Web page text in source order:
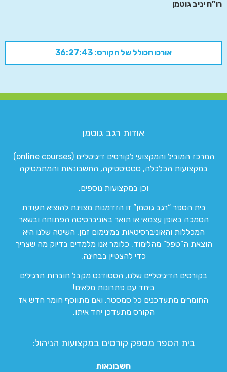
רו”ח יניב גוטמן
אורכו הכולל של הקורס: 36:27:43
אודות רגב גוטמן
המרכז המוביל והמקצועי לקורסים דיגיטליים (online courses)
במקצועות הכלכלה, סטטיסטיקה, החשבונאות והמתמטיקה
וכן במקצועות נוספים.
בית הספר “רגב גוטמן” זו הזדמנות מצוינת להוציא תעודת
הסמכה באופן עצמאי או תואר באוניברסיטה הפתוחה ובשאר
המכללות והאוניברסיטאות במינימום זמן. השיטה שלנו היא
הוצאת ה”טפל” מהלימוד. כלומר אנו מלמדים בדיוק מה שצריך
כדי להצטיין בבחינה.
בקורסים הדיגיטליים שלנו, הסטודנט מקבל חוברות תרגילים
ביחד עם פתרונות מלאים!
החומרים מתעדכנים כל סמסטר, ואם מתווסף חומר חדש אז
הקורס מתעדכן יחד איתו.
בית הספר מספק קורסים במקצועות הניהול:
חשבונאות